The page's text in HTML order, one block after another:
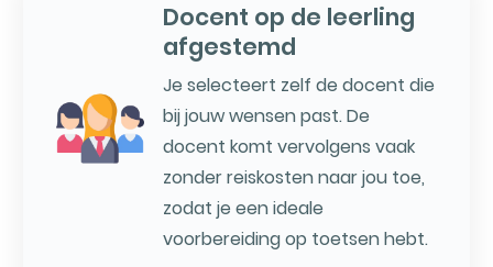
Docent op de leerling
afgestemd
Je selecteert zelf de docent die
bij jouw wensen past. De
docent komt vervolgens vaak
zonder reiskosten naar jou toe,
zodat je een ideale
voorbereiding op toetsen hebt.